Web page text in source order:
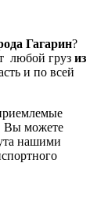
Гагарин?
любой груз из
и по всей
Вы можете
нашими